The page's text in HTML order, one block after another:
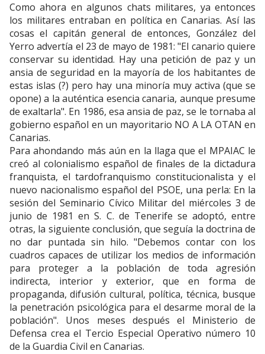
Como ahora en algunos chats militares, ya entonces
los militares entraban en política en Canarias. Así las
cosas el capitán general de entonces, González del
Yerro advertía el 23 de mayo de 1981: "El canario quiere
conservar su identidad. Hay una petición de paz y un
ansia de seguridad en la mayoría de los habitantes de
estas islas (?) pero hay una minoría muy activa (que se
opone) a la auténtica esencia canaria, aunque presume
de exaltarla". En 1986, esa ansia de paz, se le tornaba al
gobierno español en un mayoritario NO A LA OTAN en
Canarias.
Para ahondando más aún en la llaga que el MPAIAC le
creó al colonialismo español de finales de la dictadura
franquista, el tardofranquismo constitucionalista y el
nuevo nacionalismo español del PSOE, una perla: En la
sesión del Seminario Cívico Militar del miércoles 3 de
junio de 1981 en S. C. de Tenerife se adoptó, entre
otras, la siguiente conclusión, que seguía la doctrina de
no dar puntada sin hilo. "Debemos contar con los
cuadros capaces de utilizar los medios de información
para proteger a la población de toda agresión
indirecta, interior y exterior, que en forma de
propaganda, difusión cultural, política, técnica, busque
la penetración psicológica para el desarme moral de la
población". Unos meses después el Ministerio de
Defensa crea el Tercio Especial Operativo número 10
de la Guardia Civil en Canarias.